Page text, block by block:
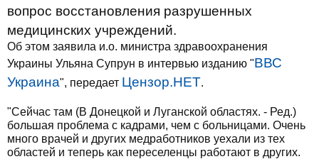
вопрос восстановления разрушенных
медицинских учреждений.
Об этом заявила и.о. министра здравоохранения
Украины Ульяна Супрун в интервью изданию "ВВС
Украина", передает Цензор.НЕТ.
"Сейчас там (В Донецкой и Луганской областях. - Ред.)
большая проблема с кадрами, чем с больницами. Очень
много врачей и других медработников уехали из тех
областей и теперь как переселенцы работают в других.